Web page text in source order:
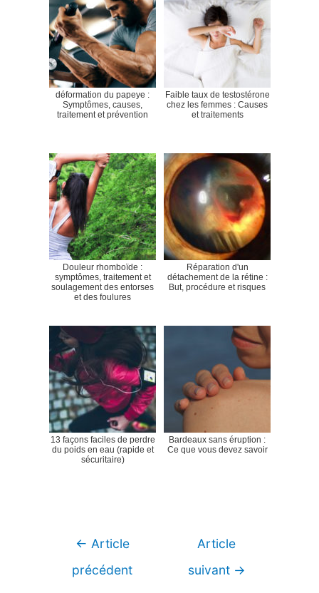
déformation du papeye :
Symptômes, causes,
traitement et prévention
Faible taux de testostérone
chez les femmes : Causes
et traitements
Douleur rhomboïde :
symptômes, traitement et
soulagement des entorses
et des foulures
Réparation d'un
détachement de la rétine :
But, procédure et risques
13 façons faciles de perdre
du poids en eau (rapide et
sécuritaire)
Bardeaux sans éruption :
Ce que vous devez savoir
Navigation
← Article
précédent
Article
suivant →